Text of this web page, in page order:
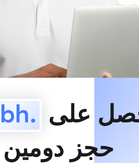
متاح!
على .gmbh
حجز دومين